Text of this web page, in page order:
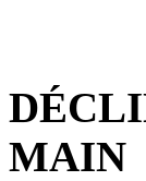
MAIN